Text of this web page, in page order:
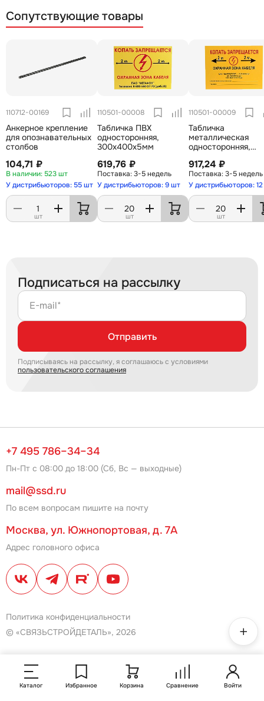
Войти
Избранное Сравнение
Корзина
Каталог
Сопутствующие товары
110712-00169
Анкерное крепление
для опознавательных
столбов
104,71 ₽
523 шт
У дистрибьюторов: 55 шт
шт
110501-00008
Табличка ПВХ
односторонняя,
300х400х5мм
619,76 ₽
3-5 недель
У дистрибьюторов: 9 шт
шт
110501-00009
Табличка
металлическая
односторонняя,
917,24 ₽
3-5 недель
У дистрибьюторов:
шт
Подписаться на рассылку
E-mail*
Отправить
Подписываясь на рассылку, я соглашаюсь с условиями
пользовательского соглашения
+7 495 786–34–34
Пн-Пт с 08:00 до 18:00 (Сб, Вс — выходные)
mail@ssd.ru
По всем вопросам пишите на почту
Москва, ул. Южнопортовая, д. 7А
Адрес головного офиса
Политика конфиденциальности
© «СВЯЗЬСТРОЙДЕТАЛЬ», 2026